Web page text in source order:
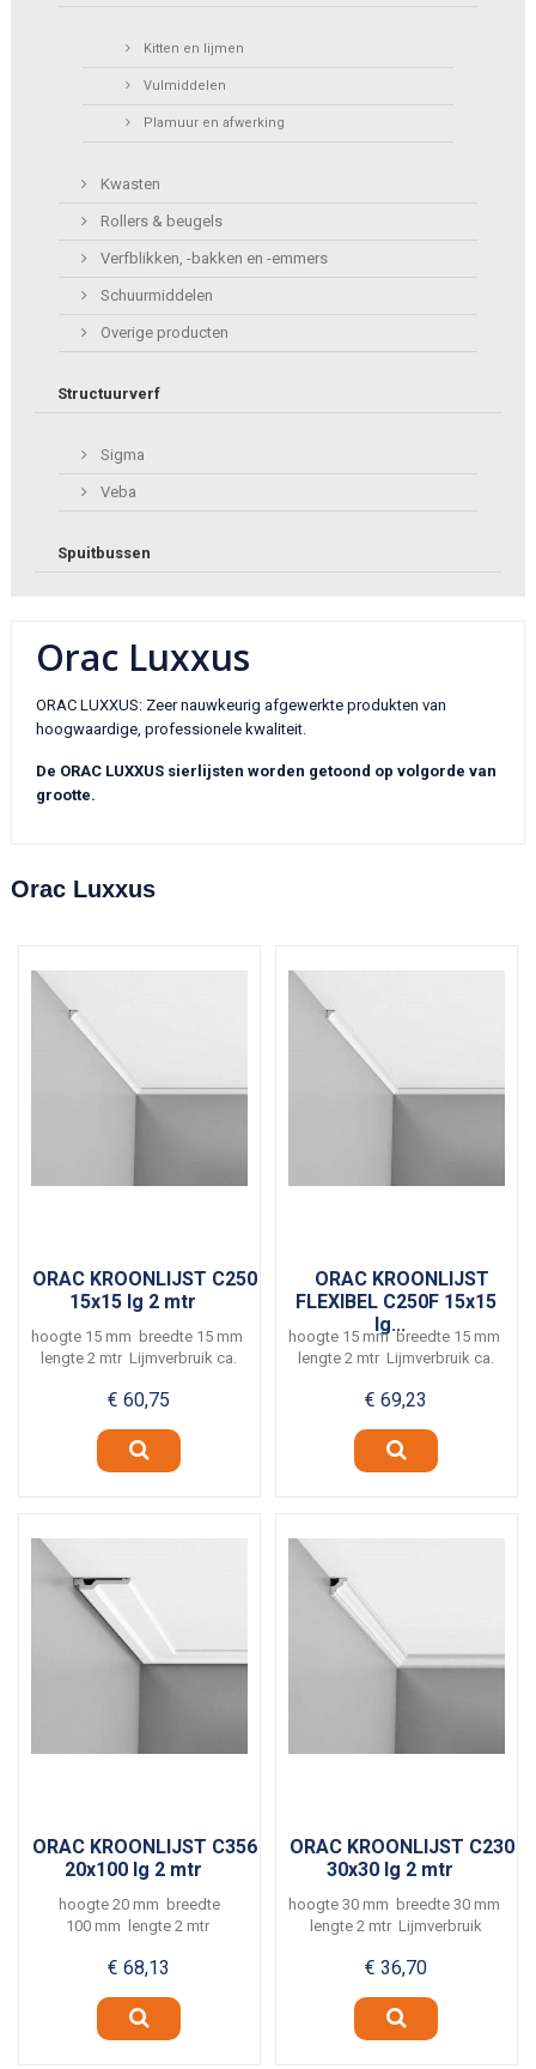
Kitten en lijmen
Vulmiddelen
Plamuur en afwerking
Kwasten
Rollers & beugels
Verfblikken, -bakken en -emmers
Schuurmiddelen
Overige producten
Structuurverf
Sigma
Veba
Spuitbussen
Orac Luxxus
ORAC LUXXUS: Zeer nauwkeurig afgewerkte produkten van
hoogwaardige, professionele kwaliteit.
De ORAC LUXXUS sierlijsten worden getoond op volgorde van
grootte.
Orac Luxxus
ORAC KROONLIJST C250
15x15 lg 2 mtr
hoogte 15 mm breedte 15 mm
lengte 2 mtr Lijmverbruik ca.
€ 60,75
ORAC KROONLIJST
FLEXIBEL C250F 15x15
lg...
hoogte 15 mm breedte 15 mm
lengte 2 mtr Lijmverbruik ca.
€ 69,23
ORAC KROONLIJST C356
20x100 lg 2 mtr
hoogte 20 mm breedte
100 mm lengte 2 mtr
€ 68,13
ORAC KROONLIJST C230
30x30 lg 2 mtr
hoogte 30 mm breedte 30 mm
lengte 2 mtr Lijmverbruik
€ 36,70